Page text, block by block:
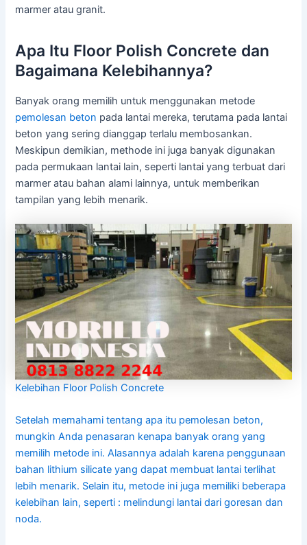
marmer atau granit.
Apa Itu Floor Polish Concrete dan
Bagaimana Kelebihannya?
Banyak orang memilih untuk menggunakan metode
pemolesan beton pada lantai mereka, terutama pada lantai
beton yang sering dianggap terlalu membosankan.
Meskipun demikian, methode ini juga banyak digunakan
pada permukaan lantai lain, seperti lantai yang terbuat dari
marmer atau bahan alami lainnya, untuk memberikan
tampilan yang lebih menarik.
Kelebihan Floor Polish Concrete
Setelah memahami tentang apa itu pemolesan beton,
mungkin Anda penasaran kenapa banyak orang yang
memilih metode ini. Alasannya adalah karena penggunaan
bahan lithium silicate yang dapat membuat lantai terlihat
lebih menarik. Selain itu, metode ini juga memiliki beberapa
kelebihan lain, seperti : melindungi lantai dari goresan dan
noda.